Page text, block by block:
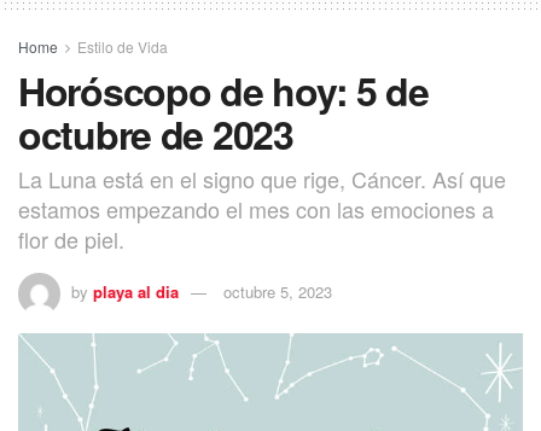
Home Estilo de Vida
Horóscopo de hoy: 5 de
octubre de 2023
La Luna está en el signo que rige, Cáncer. Así que
estamos empezando el mes con las emociones a
flor de piel.
by playa al dia octubre 5, 2023